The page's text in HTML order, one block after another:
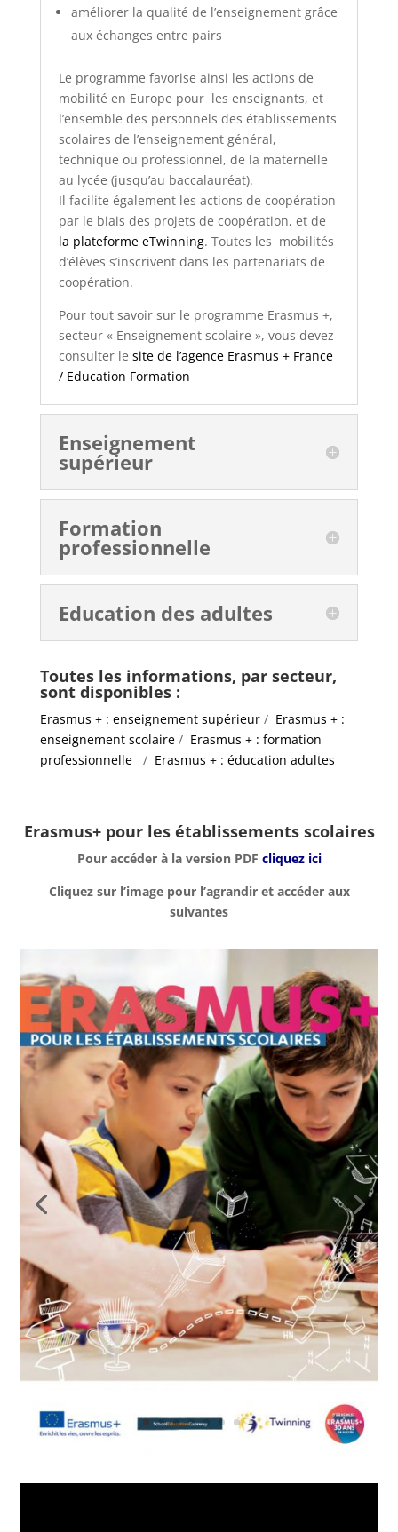
améliorer la qualité de l’enseignement grâce
aux échanges entre pairs
Le programme favorise ainsi les actions de
mobilité en Europe pour les enseignants, et
l’ensemble des personnels des établissements
scolaires de l’enseignement général,
technique ou professionnel, de la maternelle
au lycée (jusqu’au baccalauréat).
Il facilite également les actions de coopération
par le biais des projets de coopération, et de
la plateforme eTwinning. Toutes les mobilités
d’élèves s’inscrivent dans les partenariats de
coopération.
Pour tout savoir sur le programme Erasmus +,
secteur « Enseignement scolaire », vous devez
consulter le site de l’agence Erasmus + France
/ Education Formation
Enseignement
supérieur
Formation
professionnelle
Education des adultes
Toutes les informations, par secteur,
sont disponibles :
Erasmus + : enseignement supérieur/ Erasmus + :
enseignement scolaire/ Erasmus + : formation
professionnelle
/ Erasmus + : éducation adultes
Erasmus+ pour les établissements scolaires
Pour accéder à la version PDF cliquez ici
Cliquez sur l’image pour l’agrandir et accéder aux
suivantes